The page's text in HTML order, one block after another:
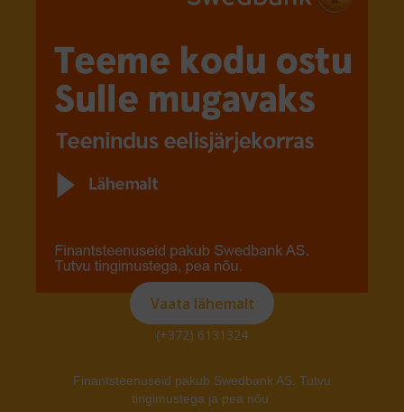
Vaata lähemalt
(+372) 6131324
Finantsteenuseid pakub Swedbank AS. Tutvu
tingimustega ja pea nõu.